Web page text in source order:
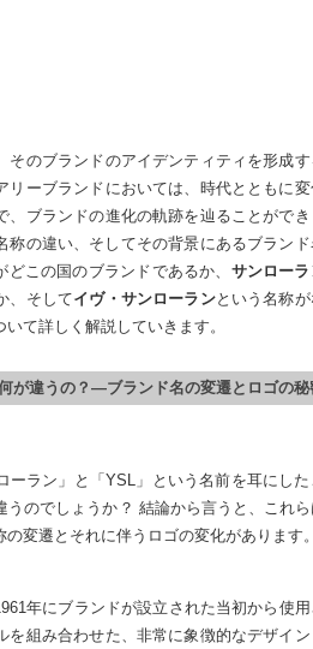
そのブランドのアイデンティティを形成
リーブランドにおいては、時代とともに
、ブランドの進化の軌跡を辿ることがで
称の違い、そしてその背景にあるブラン
この国のブランドであるか、 サンローラ
、そしてイヴ・サンローランという名称
て詳しく解説していきます。
が違うの？—ブランド名の変遷とロゴの秘
ーラン」と「YSL」という名前を耳にし
うのでしょうか？ 結論から言うと、これ
の変遷とそれに伴うロゴの変化があります
年にブランドが設立された当初から使
を組み合わせた、非常に象徴的なデザイ